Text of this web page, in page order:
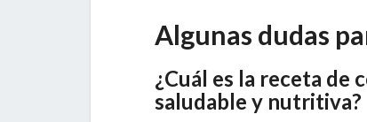
Algunas dudas
¿Cuál es la receta de
saludable y nutritiva?